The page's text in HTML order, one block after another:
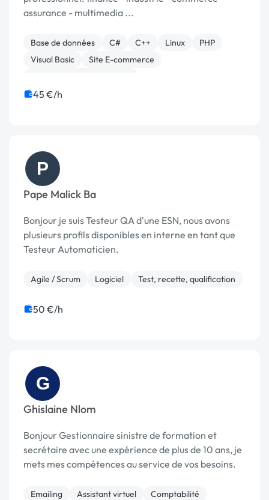
assurance - multimedia ...
Base de données C# C++ Linux
PHP
Visual Basic
Site E-commerce
Migration ou refonte de site
45 €/h
P
Pape Malick Ba
Bonjour je suis Testeur QA d'une ESN, nous avons
plusieurs profils disponibles en interne en tant que
Testeur Automaticien.
Agile / Scrum Logiciel Test, recette, qualification
50 €/h
G
Ghislaine Nlom
Bonjour Gestionnaire sinistre de formation et
secrétaire avec une expérience de plus de 10 ans, je
mets mes compétences au service de vos besoins.
Emailing Assistant virtuel
Comptabilité